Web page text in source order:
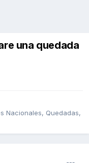
una quedada
Nacionales, Quedadas,